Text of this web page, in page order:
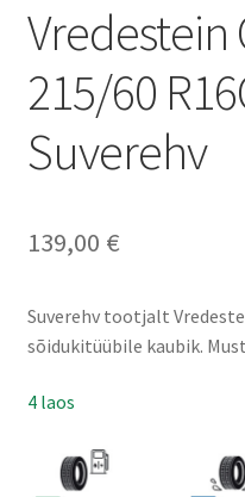
Vredestein
215/60
Suverehv
139,00 €
Suverehv tootjalt
sõidukitüübile kaubik.
4 laos